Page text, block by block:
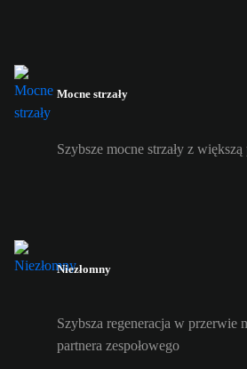
Mocne strzały
Szybsze mocne strzały z większą
Niezłomny
Szybsza regeneracja w przerwie
partnera zespołowego